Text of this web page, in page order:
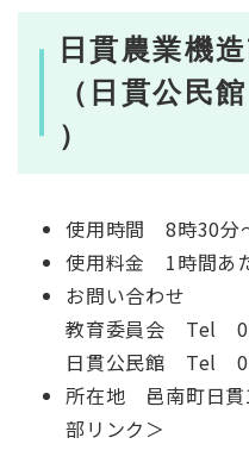
日貫農業機
（日貫公民館
）
使用時間 8時30分
使用料金 1時間あ
お問い合わせ
教育委員会 Tel
日貫公民館 Tel
所在地 邑南町日
部リンク＞